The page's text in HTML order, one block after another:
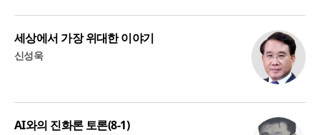
세상에서 가장 위대한 이야기
신성욱
AI와의 진화론 토론(8-1)